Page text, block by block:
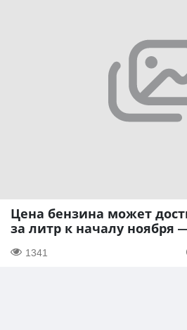
Цена бензина может
за литр к началу ноября
1341